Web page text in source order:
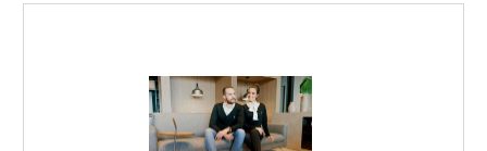
uniforme feminino social moderno, com a
comprometimento com o resultado dos
clientes.DETALHES SOBRE UNIFOR...